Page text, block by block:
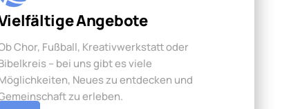
Angebote
Chor, Fußball, Kreativwerkstatt oder
– bei uns gibt es viele
Neues zu entdecken und
zu erleben.